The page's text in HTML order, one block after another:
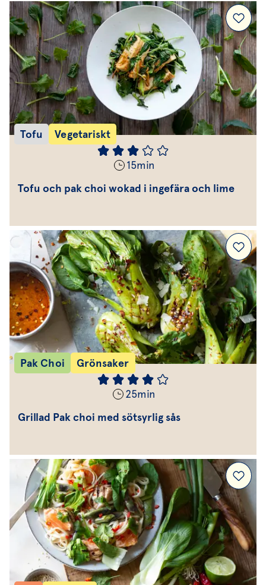
Tofu Vegetariskt
15min
Tofu och pak choi wokad i ingefära och lime
Pak Choi Grönsaker
25min
Grillad Pak choi med sötsyrlig sås